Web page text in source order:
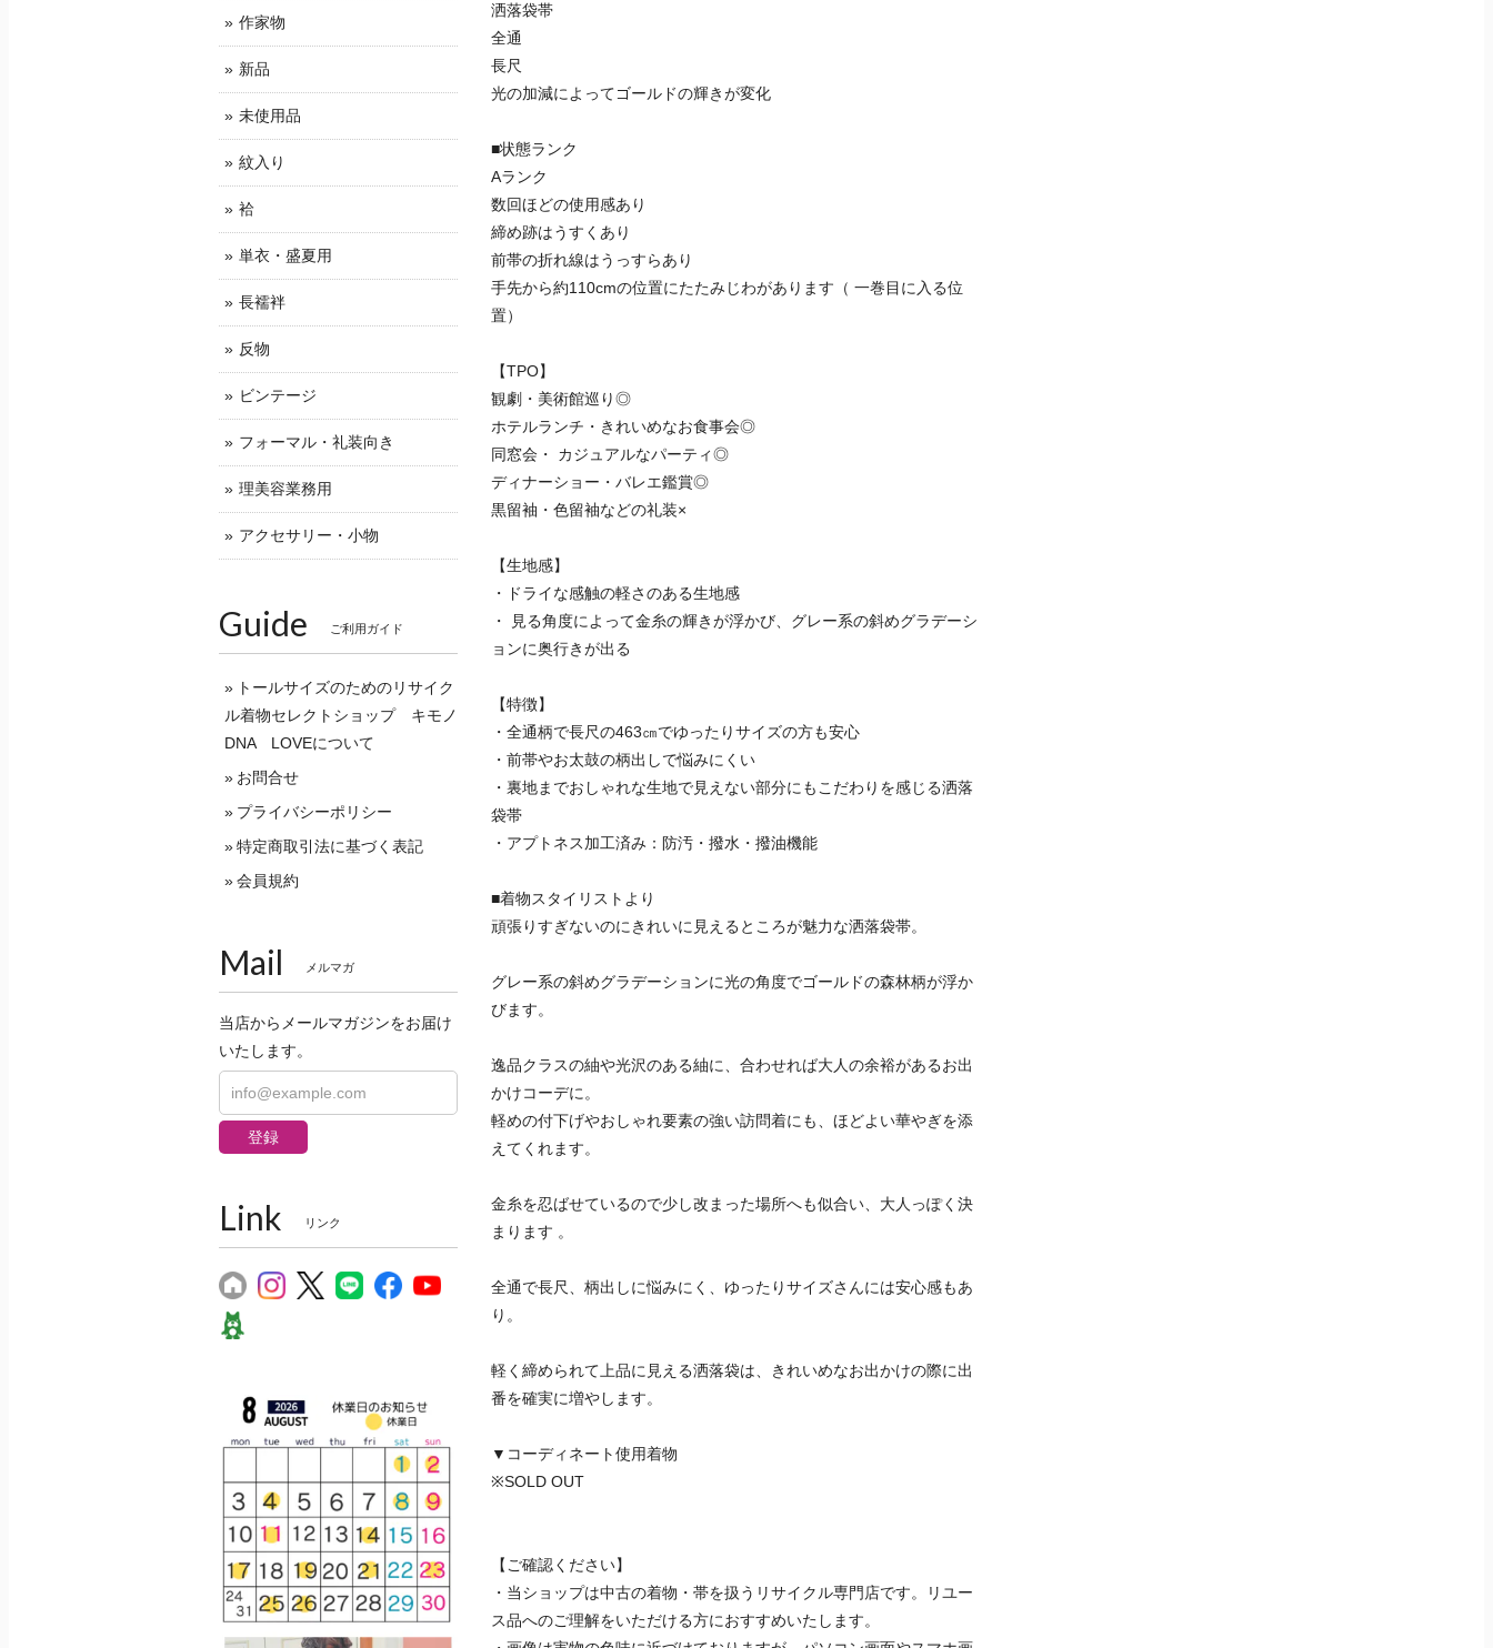
洒落袋帯
全通
長尺
光の加減によってゴールドの輝きが変化
■状態ランク
Aランク
数回ほどの使用感あり
締め跡はうすくあり
前帯の折れ線はうっすらあり
手先から約110cmの位置にたたみじわがあります（ 一巻目に入る位
置）
【TPO】
観劇・美術館巡り◎
ホテルランチ・きれいめなお食事会◎
同窓会・ カジュアルなパーティ◎
ディナーショー・バレエ鑑賞◎
黒留袖・色留袖などの礼装×
【生地感】
・ドライな感触の軽さのある生地感
・ 見る角度によって金糸の輝きが浮かび、グレー系の斜めグラデーシ
ョンに奥行きが出る
【特徴】
・全通柄で長尺の463㎝でゆったりサイズの方も安心
・前帯やお太鼓の柄出しで悩みにくい
・裏地までおしゃれな生地で見えない部分にもこだわりを感じる洒落
袋帯
・アプトネス加工済み：防汚・撥水・撥油機能
■着物スタイリストより
頑張りすぎないのにきれいに見えるところが魅力な洒落袋帯。
グレー系の斜めグラデーションに光の角度でゴールドの森林柄が浮か
びます。
逸品クラスの紬や光沢のある紬に、合わせれば大人の余裕があるお出
かけコーデに。
軽めの付下げやおしゃれ要素の強い訪問着にも、ほどよい華やぎを添
えてくれます。
金糸を忍ばせているので少し改まった場所へも似合い、大人っぽく決
まります 。
全通で長尺、柄出しに悩みにく、ゆったりサイズさんには安心感もあ
り。
軽く締められて上品に見える洒落袋は、きれいめなお出かけの際に出
番を確実に増やします。
▼コーディネート使用着物
※SOLD OUT
【ご確認ください】
・当ショップは中古の着物・帯を扱うリサイクル専門店です。リユー
ス品へのご理解をいただける方におすすめいたします。
作家物
新品
未使用品
紋入り
袷
単衣・盛夏用
長襦袢
反物
ビンテージ
フォーマル・礼装向き
理美容業務用
アクセサリー・小物
Guide ご利用ガイド
トールサイズのためのリサイク
ル着物セレクトショップ キモノ
DNA LOVEについて
お問合せ
プライバシーポリシー
特定商取引法に基づく表記
会員規約
Mail メルマガ
当店からメールマガジンをお届け
いたします。
登録
Link リンク